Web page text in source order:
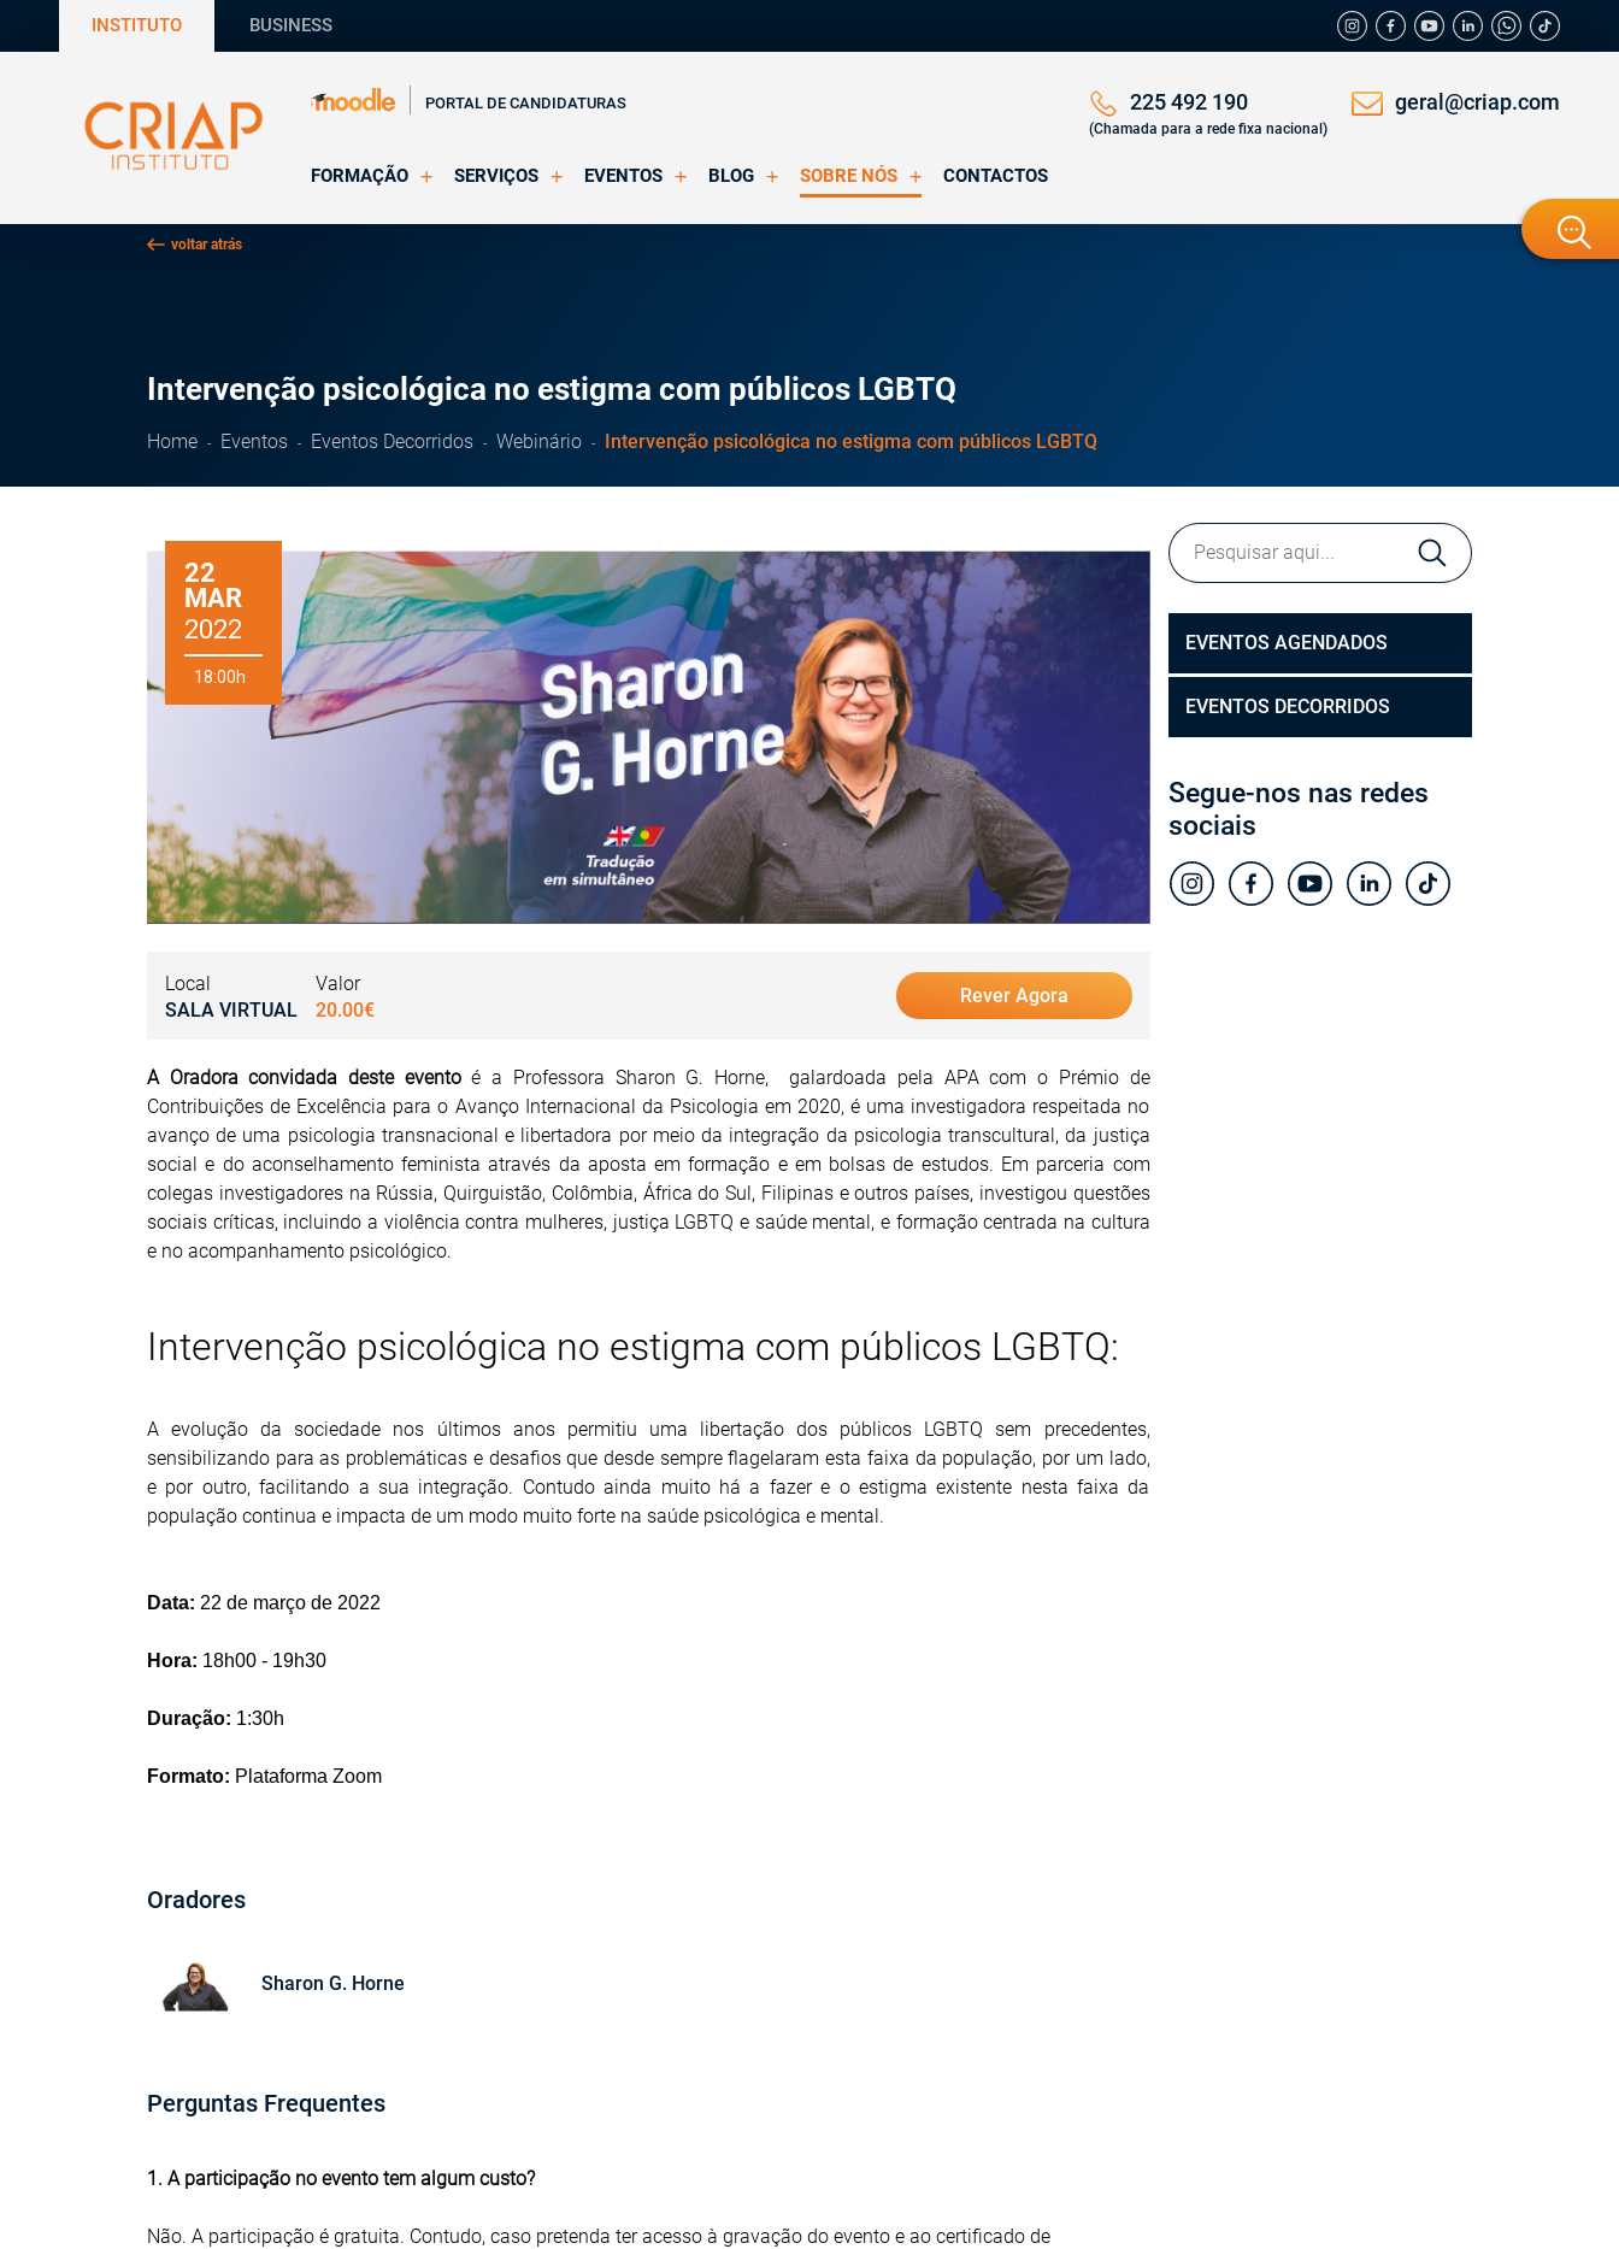
INSTITUTO BUSINESS
PORTAL DE CANDIDATURAS 225 492 190
(Chamada para a rede fixa nacional)
geral@criap.com
FORMAÇÃO SERVIÇOS EVENTOS BLOG SOBRE NÓS CONTACTOS
voltar atrás
Intervenção psicológica no estigma com públicos LGBTQ
Home Eventos Eventos Decorridos Webinário Intervenção psicológica no estigma com públicos LGBTQ
22
MAR
2022
18:00h
Local
SALA VIRTUAL
Valor
20.00€
Rever Agora
A Oradora convidada deste eventoé a Professora Sharon G. Horne, galardoada pela APA com o Prémio de
Contribuições de Excelência para o Avanço Internacional da Psicologia em 2020, é uma investigadora respeitada no
avanço de uma psicologia transnacional e libertadora por meio da integração da psicologia transcultural, da justiça
social e do aconselhamento feminista através da aposta em formação e em bolsas de estudos. Em parceria com
colegas investigadores na Rússia, Quirguistão, Colômbia, África do Sul, Filipinas e outros países, investigou questões
sociais críticas, incluindo a violência contra mulheres, justiça LGBTQ e saúde mental, e formação centrada na cultura
e no acompanhamento psicológico.
Intervenção psicológica no estigma com públicos LGBTQ:
A evolução da sociedade nos últimos anos permitiu uma libertação dos públicos LGBTQ sem precedentes,
sensibilizando para as problemáticas e desafios que desde sempre flagelaram esta faixa da população, por um lado,
e por outro, facilitando a sua integração. Contudo ainda muito há a fazer e o estigma existente nesta faixa da
população continua e impacta de um modo muito forte na saúde psicológica e mental.
Data: 22 de março de 2022
Hora: 18h00 - 19h30
Duração: 1:30h
Formato: Plataforma Zoom
Oradores
Sharon G. Horne
Perguntas Frequentes
1. A participação no evento tem algum custo?
Não. A participação é gratuita. Contudo, caso pretenda ter acesso à gravação do evento e ao certificado de
EVENTOS AGENDADOS
EVENTOS DECORRIDOS
Segue-nos nas redes
sociais